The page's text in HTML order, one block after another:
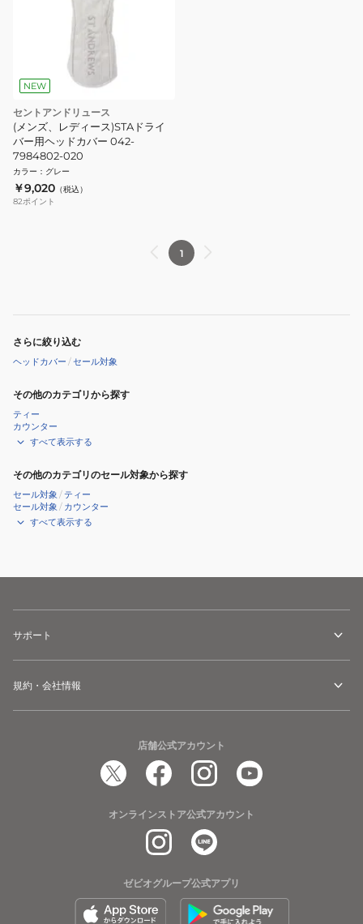
NEW
セントアンドリュース
(メンズ、レディース)STAドライ
バー用ヘッドカバー 042-
7984802-020
カラー ： グレー
￥9,020 （税込）
82ポイント
1
さらに絞り込む
ヘッドカバー /セール対象
その他のカテゴリから探す
ティー
カウンター
すべて表示する
その他のカテゴリのセール対象から探す
セール対象 /ティー
セール対象 / カウンター
すべて表示する
サポート
規約・会社情報
店舗公式アカウント
オンラインストア公式アカウント
ゼビオグループ公式アプリ